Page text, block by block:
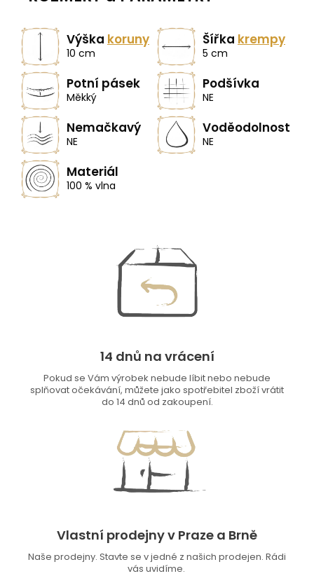
Výška koruny
10 cm
Šířka krempy
5 cm
Potní pásek
Měkký
Podšívka
NE
Nemačkavý
NE
Voděodolnost
NE
Materiál
100 % vlna
14 dnů na vrácení
Pokud se Vám výrobek nebude líbit nebo nebude
splňovat očekávání, můžete jako spotřebitel zboží vrátit
do 14 dnů od zakoupení.
Vlastní prodejny v Praze a Brně
Naše prodejny. Stavte se v jedné z našich prodejen. Rádi
vás uvidíme.